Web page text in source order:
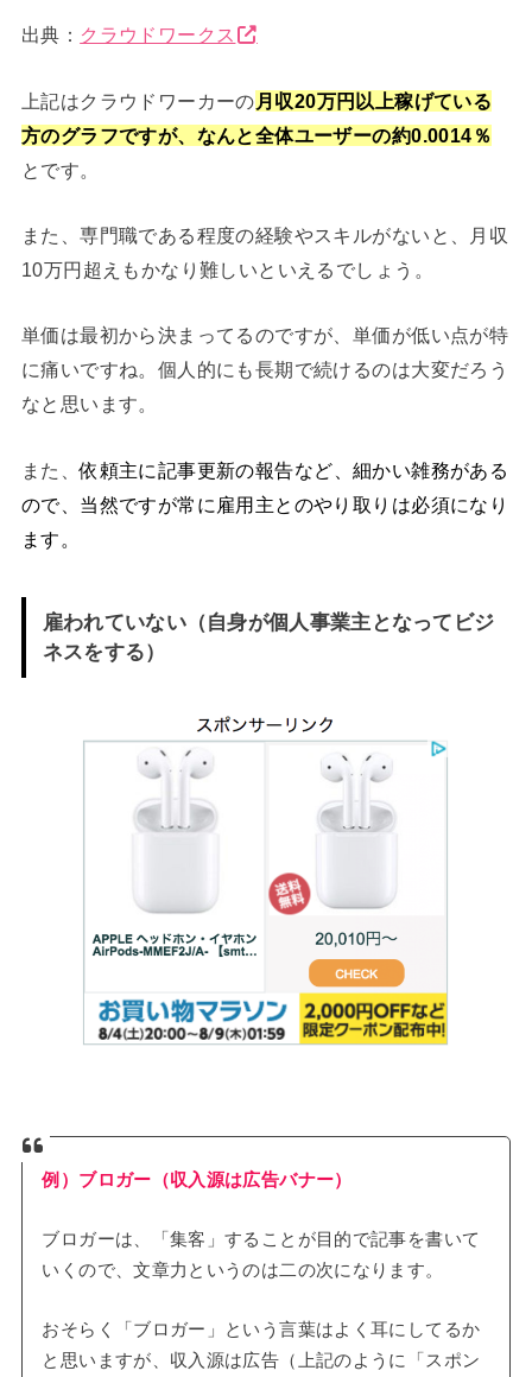
出典： クラウドワークス
上記はクラウドワーカーの 月収20万円以上稼げている
方のグラフですが、なんと全体ユーザーの約0.0014％
とです。
また、専門職である程度の経験やスキルがないと、月収
10万円超えもかなり難しいといえるでしょう。
単価は最初から決まってるのですが、単価が低い点が特
に痛いですね。個人的にも長期で続けるのは大変だろう
なと思います。
また、依頼主に記事更新の報告など、細かい雑務がある
ので、当然ですが常に雇用主とのやり取りは必須になり
ます。
雇われていない（自身が個人事業主となってビジ
ネスをする）
例）ブロガー（収入源は広告バナー）
ブロガーは、「集客」することが目的で記事を書いて
いくので、文章力というのは二の次になります。
おそらく「ブロガー」という言葉はよく耳にしてるか
と思いますが、収入源は広告（上記のように「スポン